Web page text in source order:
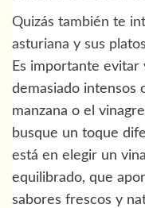
Quizás también te
asturiana y sus
Es importante evitar
demasiado intensos
manzana o el
busque un toque
está en elegir un
equilibrado, que
sabores frescos y